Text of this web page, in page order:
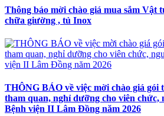
Thông báo mời chào giá mua sắm Vật
chữa giường , tủ Inox
THÔNG BÁO về việc mời chào giá gói
tham quan, nghỉ dưỡng cho viên chức,
Bệnh viện II Lâm Đồng năm 2026